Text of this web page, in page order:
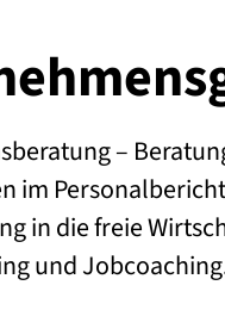
–
im
in die freie
und